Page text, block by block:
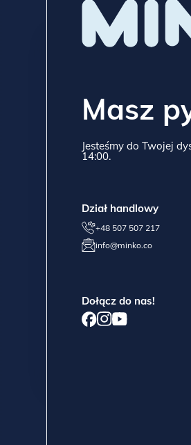
Masz
Jesteśmy do Twojej
14:00.
Dział handlowy
+48 507 507 217
info@minko.co
Dołącz do nas!